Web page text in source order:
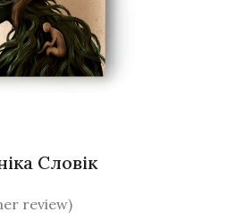
Словік
review)